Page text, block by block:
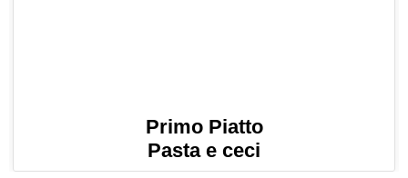
Primo Piatto
Pasta e ceci